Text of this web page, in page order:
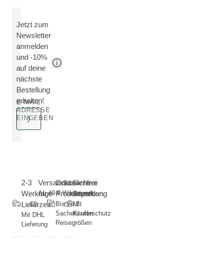
Jetzt zum
Newsletter
anmelden
und -10%
auf deine
nächste
Bestellung
erhalten!
E-MAIL
ADRESSE
EINGEBEN
2-3
Werktage
Lieferzeit
Mit DHL
Lieferung
Versandkostenfrei
Ab 49 € Warenwert
Gratis
Produktproben
Bis zu 2
Sachets oder
Reisegrößen
Sichere
Bezahlung
Mit
Käuferschutz